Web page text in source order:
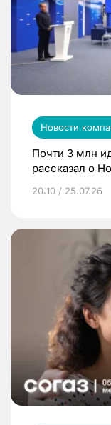
Новости
Почти 3 млн
рассказал о
20:10 / 25.07.26